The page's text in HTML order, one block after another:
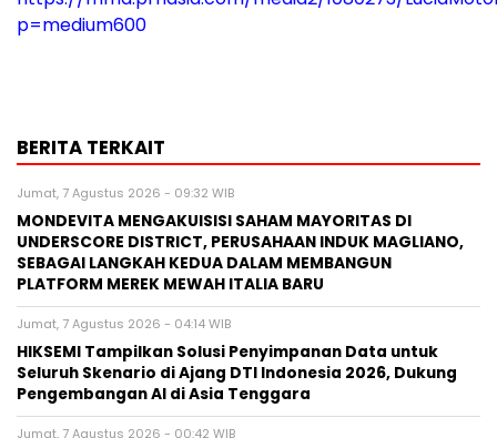
p=medium600
BERITA TERKAIT
Jumat, 7 Agustus 2026 - 09:32 WIB
MONDEVITA MENGAKUISISI SAHAM MAYORITAS DI
UNDERSCORE DISTRICT, PERUSAHAAN INDUK MAGLIANO,
SEBAGAI LANGKAH KEDUA DALAM MEMBANGUN
PLATFORM MEREK MEWAH ITALIA BARU
Jumat, 7 Agustus 2026 - 04:14 WIB
HIKSEMI Tampilkan Solusi Penyimpanan Data untuk
Seluruh Skenario di Ajang DTI Indonesia 2026, Dukung
Pengembangan AI di Asia Tenggara
Jumat, 7 Agustus 2026 - 00:42 WIB